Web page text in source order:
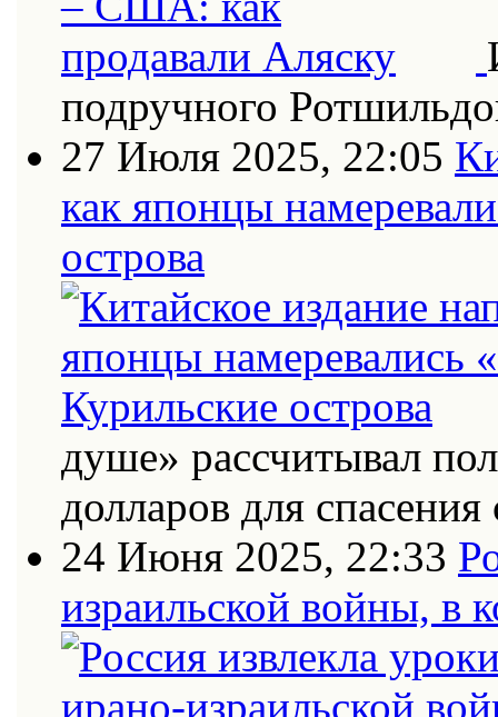
подручного
27 Июля 2025, 22:05
как японцы
острова
душе» рассчитывал
долларов для спасения
24 Июня 2025, 22:33
израильской войны, в